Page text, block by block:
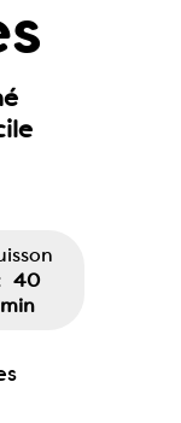
40
min